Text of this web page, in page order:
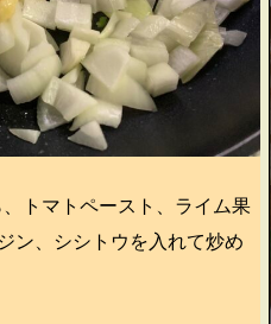
トマトペースト、ライム果
ン、シシトウを入れて炒め